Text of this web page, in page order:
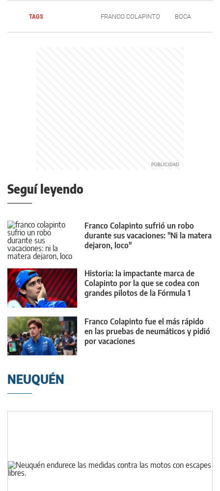
TAGS FRANCO COLAPINTO BOCA
Seguí leyendo
Franco Colapinto sufrió un robo
durante sus vacaciones: "Ni la matera
dejaron, loco"
Historia: la impactante marca de
Colapinto por la que se codea con
grandes pilotos de la Fórmula 1
Franco Colapinto fue el más rápido
en las pruebas de neumáticos y pidió
por vacaciones
NEUQUÉN